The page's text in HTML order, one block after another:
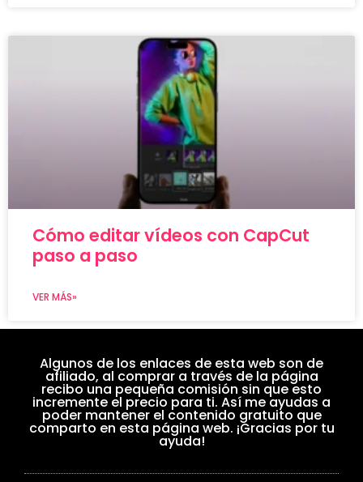
Cómo editar vídeos con CapCut
paso a paso
VER MÁS»
Algunos de los enlaces de esta web son de
afiliado, al comprar a través de la página
recibo una pequeña comisión sin que esto
incremente el precio para ti. Así me ayudas a
poder mantener el contenido gratuito que
comparto en esta página web. ¡Gracias por tu
ayuda!